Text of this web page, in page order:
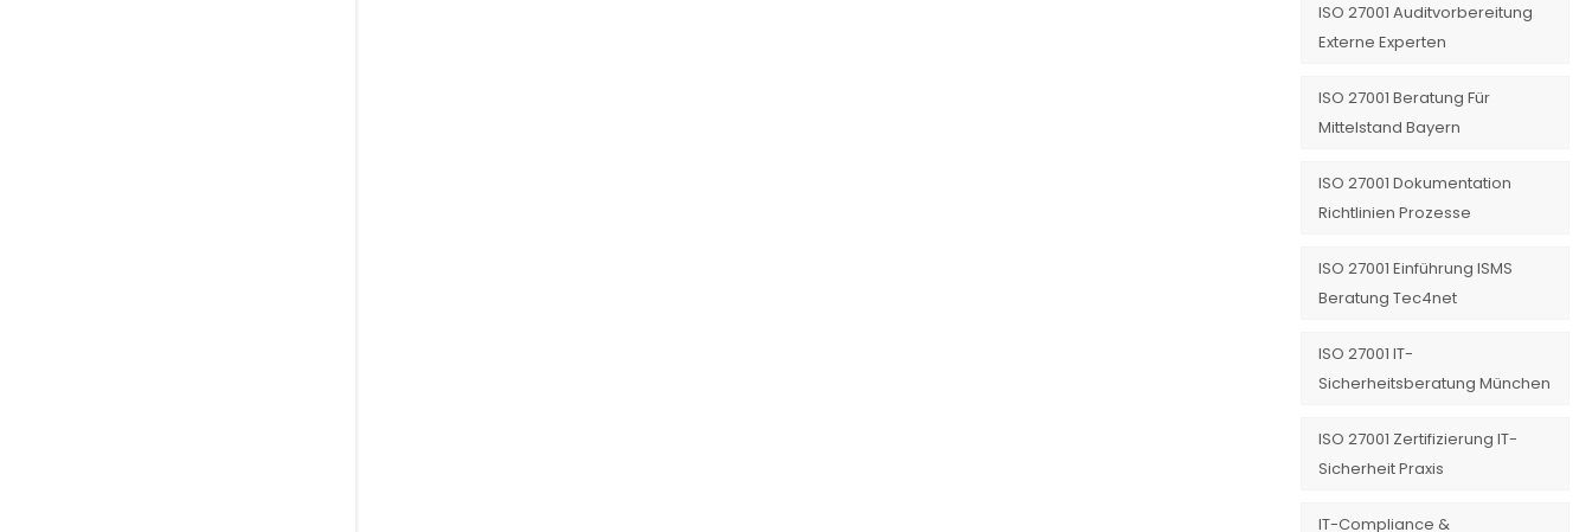
ISO 27001 Auditvorbereitung
Externe Experten
ISO 27001 Beratung Für
Mittelstand Bayern
ISO 27001 Dokumentation
Richtlinien Prozesse
ISO 27001 Einführung ISMS
Beratung Tec4net
ISO 27001 IT-
Sicherheitsberatung München
ISO 27001 Zertifizierung IT-
Sicherheit Praxis
IT-Compliance &